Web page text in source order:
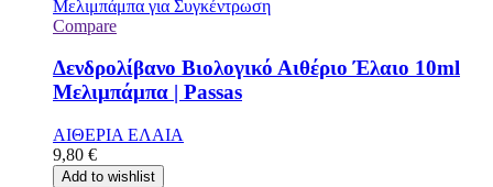
Compare
Δενδρολίβανο Βιολογικό Αιθέριο Έλαιο 10ml
Μελιμπάμπα | Passas
ΑΙΘΕΡΙΑ ΕΛΑΙΑ
9,80 €
Add to wishlist